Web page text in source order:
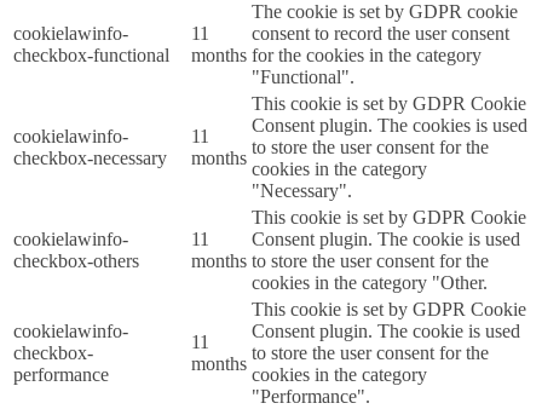
cookielawinfo-
checkbox-functional
11
months
The cookie is set by GDPR cookie
consent to record the user consent
for the cookies in the category
"Functional".
cookielawinfo-
checkbox-necessary
11
months
This cookie is set by GDPR Cookie
Consent plugin. The cookies is used
to store the user consent for the
cookies in the category
"Necessary".
cookielawinfo-
checkbox-others
11
months
This cookie is set by GDPR Cookie
Consent plugin. The cookie is used
to store the user consent for the
cookies in the category "Other.
cookielawinfo-
checkbox-
performance
11
months
This cookie is set by GDPR Cookie
Consent plugin. The cookie is used
to store the user consent for the
cookies in the category
"Performance".